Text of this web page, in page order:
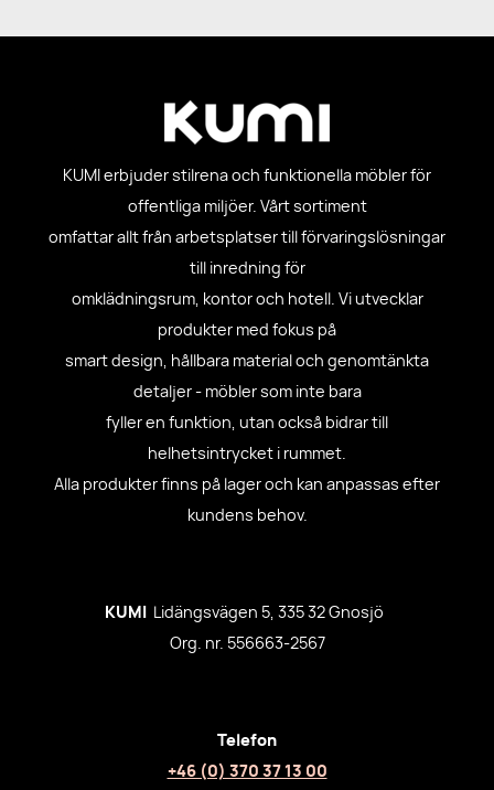
KUMI erbjuder stilrena och funktionella möbler för
offentliga miljöer. Vårt sortiment
omfattar allt från arbetsplatser till förvaringslösningar
till inredning för
omklädningsrum, kontor och hotell. Vi utvecklar
produkter med fokus på
smart design, hållbara material och genomtänkta
detaljer - möbler som inte bara
fyller en funktion, utan också bidrar till
helhetsintrycket i rummet.
Alla produkter finns på lager och kan anpassas efter
kundens behov.
KUMI
Lidängsvägen 5, 335 32 Gnosjö
Org. nr. 556663-2567
Telefon
+46 (0) 370 37 13 00